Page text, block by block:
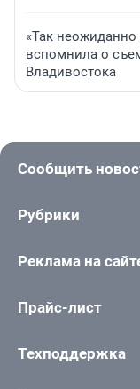
«Так
вспомнила о
Владивостока
Сообщить
Рубрики
Реклама на
Прайс-лист
Техподдержка